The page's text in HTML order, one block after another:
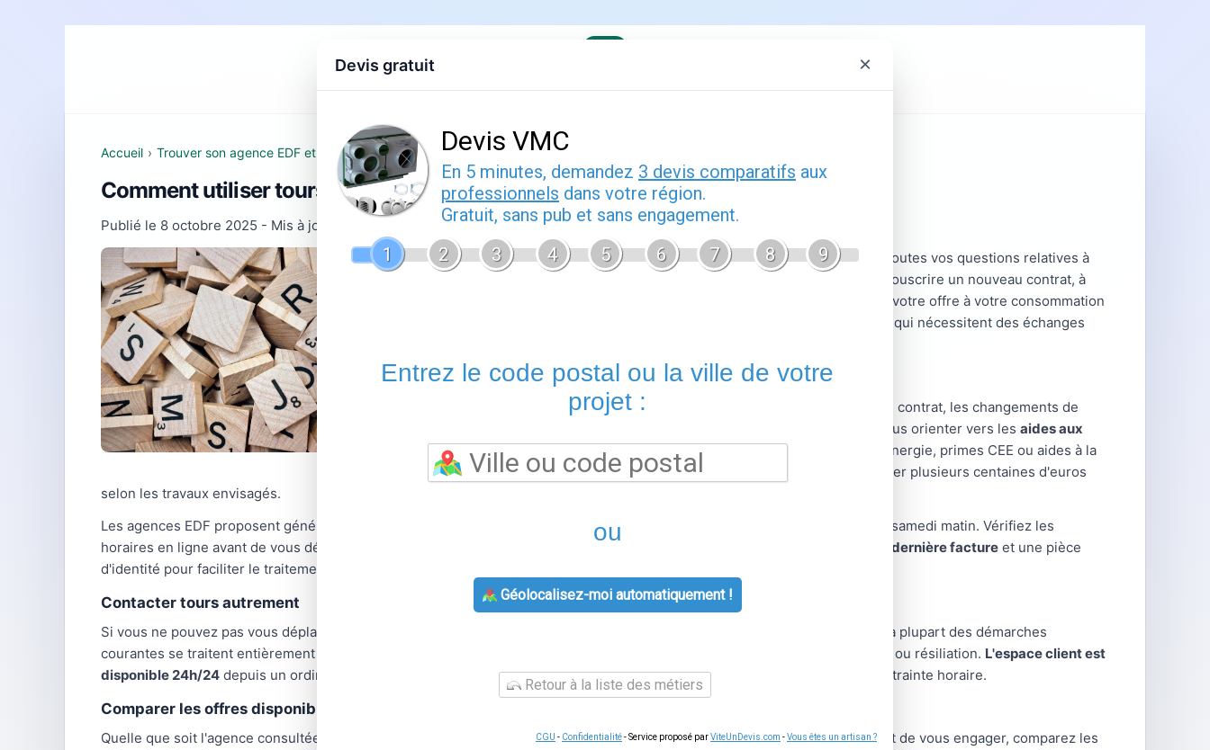
Accueil Devis gratuit Contact EDF Engie Fournisseurs Demenagement GRDF
Accueil › Trouver son agence EDF et comprendre ses offres › EDF en Centre-Val de Loire
Comment utiliser tours : guide pratique
Publié le 8 octobre 2025 - Mis à jour le
22 février 2026
Toursvous permet de bénéficier d'un accompagnement personnalisé pour toutes vos questions relatives à
votre contrat d'énergie. Les conseillers de cette agence EDF vous aident à souscrire un nouveau contrat, à
gérer votre déménagement, à résoudre un litige de facturation ou à adapter votre offre à votre consommation
reste utile pour les situations complexes qui nécessitent des échanges
Services proposés par tours
prend en charge les souscriptions, les modifications de contrat, les changements de
titulaire et les demandes de raccordement. Les conseillers peuvent aussi vous orienter vers les aides aux
travaux d'économies d'énergiedisponibles selon votre situation : chèque énergie, primes CEE ou aides à la
rénovation thermique. Ces dispositifs sont cumulables et peuvent représenter plusieurs centaines d'euros
selon les travaux envisagés.
Les agences EDF proposent généralement des horaires d'ouverture du lundi au vendredi, avec parfois des permanences le samedi matin. Vérifiez les
horaires en ligne avant de vous déplacer, car certaines agences fonctionnent sur rendez-vous uniquement.
Apportez votre dernière facture et une pièce
d'identité pour faciliter le traitement de votre demande.
Contacter tours autrement
Si vous ne pouvez pas vous déplacer en agence,
reste accessible par téléphone et via l'espace client en ligne. La plupart des démarches
courantes se traitent entièrement à distance : relevé de compteur, changement de coordonnées, demande de régularisation ou résiliation. L'espace client est
disponible 24h/24 depuis un ordinateur ou un smartphone, ce qui permet de gérer vos démarches à votre rythme, sans contrainte horaire.
Comparer les offres disponibles dans votre secteur
Quelle que soit l'agence consultée,
sont identiques sur tout le territoire pour un même fournisseur. Avant de vous engager, comparez les
Devis gratuit ×